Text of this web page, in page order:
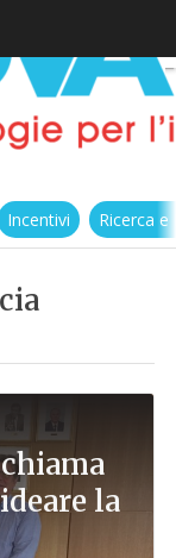
Incentivi Ricerca
la